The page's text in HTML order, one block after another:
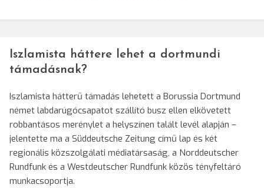
Iszlamista háttere lehet a dortmundi
támadásnak?
Iszlamista hátterű támadás lehetett a Borussia Dortmund
német labdarúgócsapatot szállító busz ellen elkövetett
robbantásos merénylet a helyszínen talált levél alapján –
jelentette ma a Süddeutsche Zeitung című lap és két
regionális közszolgálati médiatársaság, a Norddeutscher
Rundfunk és a Westdeutscher Rundfunk közös tényfeltáró
munkacsoportja.